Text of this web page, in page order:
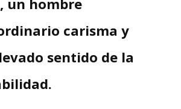
carisma y
sentido de la